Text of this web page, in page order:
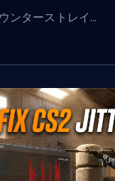
ンターストレイ…